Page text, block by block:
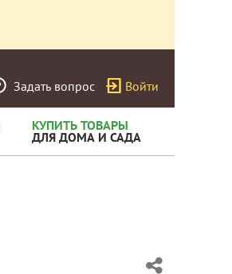
Задать вопрос Войти
КУПИТЬ ТОВАРЫ
ДЛЯ ДОМА И САДА